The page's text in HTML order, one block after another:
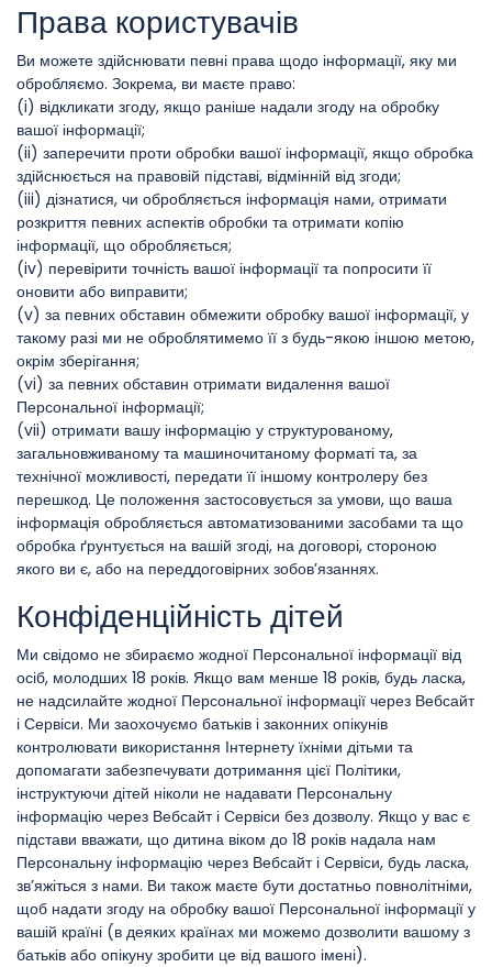
Права користувачів
Ви можете здійснювати певні права щодо інформації, яку ми
обробляємо. Зокрема, ви маєте право:
(i) відкликати згоду, якщо раніше надали згоду на обробку
вашої інформації;
(ii) заперечити проти обробки вашої інформації, якщо обробка
здійснюється на правовій підставі, відмінній від згоди;
(iii) дізнатися, чи обробляється інформація нами, отримати
розкриття певних аспектів обробки та отримати копію
інформації, що обробляється;
(iv) перевірити точність вашої інформації та попросити її
оновити або виправити;
(v) за певних обставин обмежити обробку вашої інформації, у
такому разі ми не оброблятимемо її з будь-якою іншою метою,
окрім зберігання;
(vi) за певних обставин отримати видалення вашої
Персональної інформації;
(vii) отримати вашу інформацію у структурованому,
загальновживаному та машиночитаному форматі та, за
технічної можливості, передати її іншому контролеру без
перешкод. Це положення застосовується за умови, що ваша
інформація обробляється автоматизованими засобами та що
обробка ґрунтується на вашій згоді, на договорі, стороною
якого ви є, або на переддоговірних зобов’язаннях.
Конфіденційність дітей
Ми свідомо не збираємо жодної Персональної інформації від
осіб, молодших 18 років. Якщо вам менше 18 років, будь ласка,
не надсилайте жодної Персональної інформації через Вебсайт
і Сервіси. Ми заохочуємо батьків і законних опікунів
контролювати використання Інтернету їхніми дітьми та
допомагати забезпечувати дотримання цієї Політики,
інструктуючи дітей ніколи не надавати Персональну
інформацію через Вебсайт і Сервіси без дозволу. Якщо у вас є
підстави вважати, що дитина віком до 18 років надала нам
Персональну інформацію через Вебсайт і Сервіси, будь ласка,
зв’яжіться з нами. Ви також маєте бути достатньо повнолітніми,
щоб надати згоду на обробку вашої Персональної інформації у
вашій країні (в деяких країнах ми можемо дозволити вашому з
батьків або опікуну зробити це від вашого імені).